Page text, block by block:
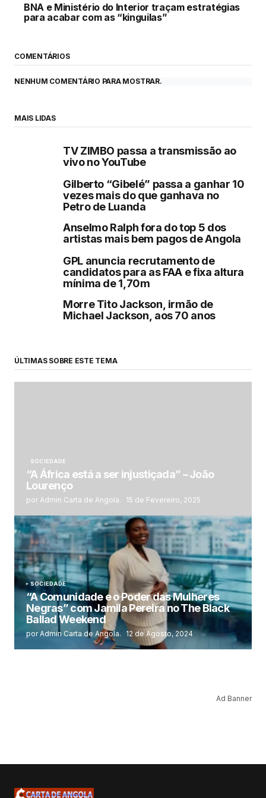
BNA e Ministério do Interior traçam estratégias
para acabar com as “kinguilas”
COMENTÁRIOS
NENHUM COMENTÁRIO PARA MOSTRAR.
MAIS LIDAS
TV ZIMBO passa a transmissão ao
vivo no YouTube
Gilberto “Gibelé” passa a ganhar 10
vezes mais do que ganhava no
Petro de Luanda
Anselmo Ralph fora do top 5 dos
artistas mais bem pagos de Angola
GPL anuncia recrutamento de
candidatos para as FAA e fixa altura
mínima de 1,70m
Morre Tito Jackson, irmão de
Michael Jackson, aos 70 anos
ÚLTIMAS SOBRE ESTE TEMA
SOCIEDADE
“A África está a ser injustiçada” – João
Lourenço
por Admin Carta de Angola. 15 de Fevereiro, 2025
SOCIEDADE
“A Comunidade e o Poder das Mulheres
Negras” com Jamila Pereira no The Black
Ballad Weekend
por Admin Carta de Angola. 12 de Agosto, 2024
Ad Banner